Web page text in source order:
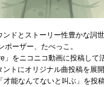
ンディング
ドとストーリー性豊かな詞
ポーザー、たべっこ。
」をニコニコ動画に投稿して
トにオリジナル曲投稿を展開
能なんてないと叫ぶ」を投